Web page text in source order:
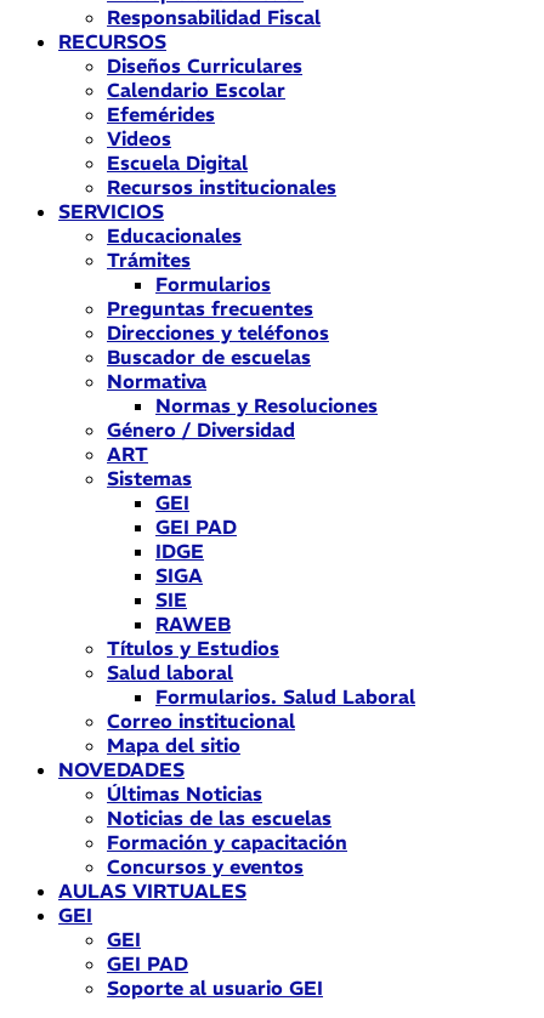
Responsabilidad Fiscal
RECURSOS
Diseños Curriculares
Calendario Escolar
Efemérides
Videos
Escuela Digital
Recursos institucionales
SERVICIOS
Educacionales
Trámites
Formularios
Preguntas frecuentes
Direcciones y teléfonos
Buscador de escuelas
Normativa
Normas y Resoluciones
Género / Diversidad
ART
Sistemas
GEI
GEI PAD
IDGE
SIGA
SIE
RAWEB
Títulos y Estudios
Salud laboral
Formularios. Salud Laboral
Correo institucional
Mapa del sitio
NOVEDADES
Últimas Noticias
Noticias de las escuelas
Formación y capacitación
Concursos y eventos
AULAS VIRTUALES
GEI
GEI
GEI PAD
Soporte al usuario GEI